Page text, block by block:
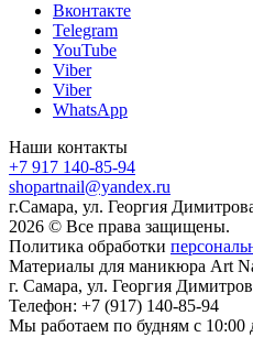
Вконтакте
Telegram
YouTube
Viber
Viber
WhatsApp
Наши контакты
+7 917 140-85-94
shopartnail@yandex.ru
г.Самара, ул. Георгия
2026 © Все права защищены.
Политика обработки
Материалы для маникюра Art
г. Самара, ул. Георгия
Телефон: +7 (917) 140-85-94
Мы работаем по будням с 10:00